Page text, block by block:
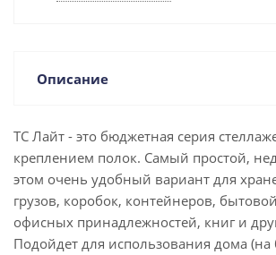
Описание
ТС Лайт - это бюджетная серия
креплением полок. Самый простой,
этом очень удобный вариант для
грузов, коробок, контейнеров,
офисных принадлежностей, книг и
Подойдет для использования дома (на